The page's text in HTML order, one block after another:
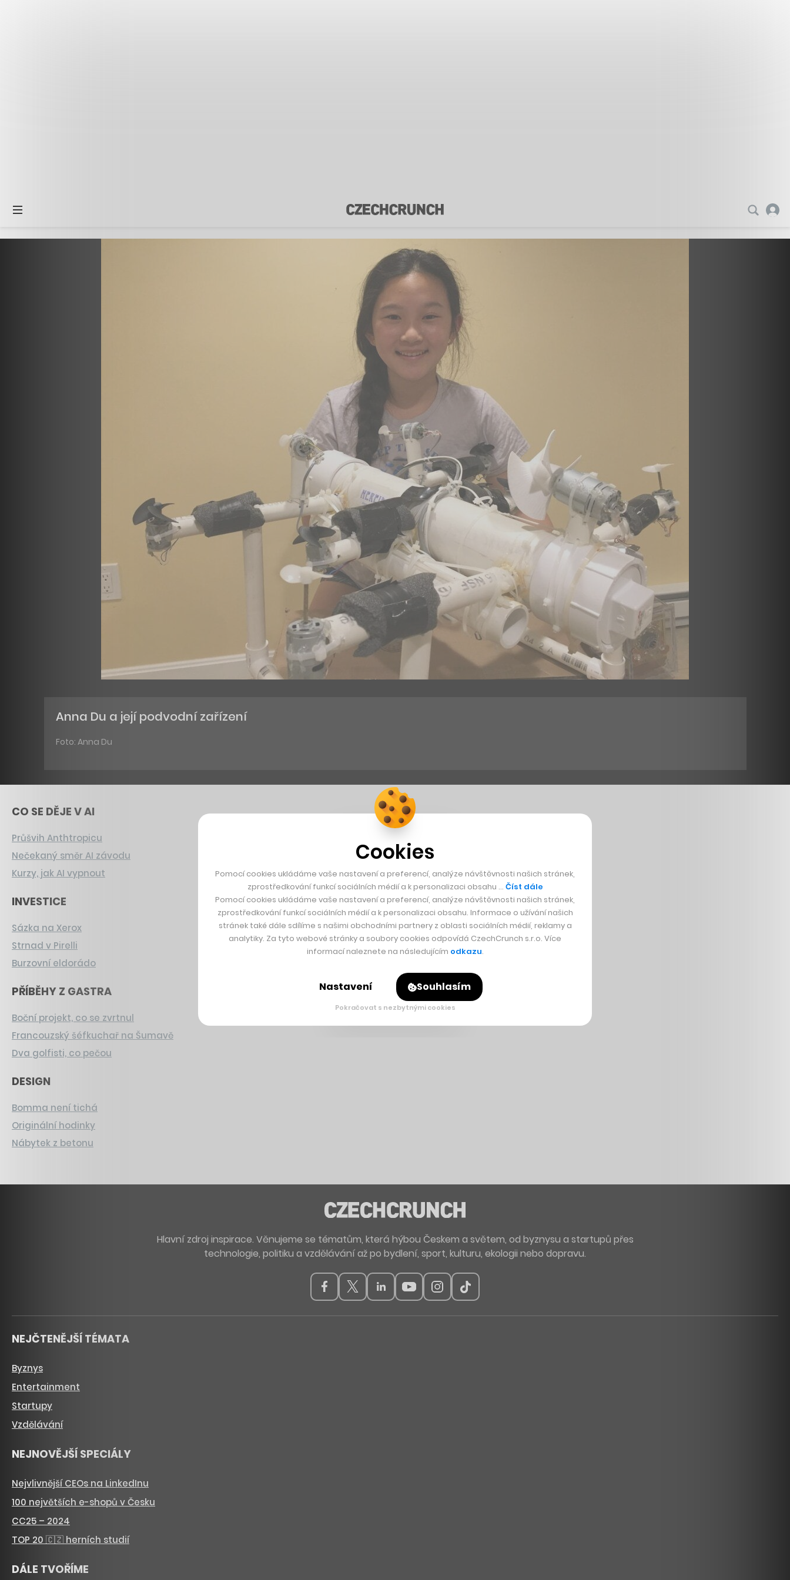
Anna Du a její podvodní zařízení
Foto: Anna Du
CO SE DĚJE V AI
Průšvih Anthtropicu
Nečekaný směr AI závodu
Kurzy, jak AI vypnout
INVESTICE
Sázka na Xerox
Strnad v Pirelli
Burzovní eldorádo
PŘÍBĚHY Z GASTRA
Boční projekt, co se zvrtnul
Francouzský šéfkuchař na Šumavě
Dva golfisti, co pečou
DESIGN
Bomma není tichá
Originální hodinky
Nábytek z betonu
Hlavní zdroj inspirace. Věnujeme se tématům, která hýbou Českem a světem, od byznysu a startupů přes
technologie, politiku a vzdělávání až po bydlení, sport, kulturu, ekologii nebo dopravu.
NEJČTENĚJŠÍ TÉMATA
Byznys
Entertainment
Startupy
Vzdělávání
NEJNOVĚJŠÍ SPECIÁLY
Nejvlivnější CEOs na LinkedInu
100 největších e-shopů v Česku
CC25 – 2024
TOP 20 🇨🇿 herních studií
DÁLE TVOŘÍME
Cookies
Pomocí cookies ukládáme vaše nastavení a preferencí, analýze návštěvnosti našich stránek,
zprostředkování funkcí sociálních médií a k personalizaci obsahu … Číst dále
Pomocí cookies ukládáme vaše nastavení a preferencí, analýze návštěvnosti našich stránek,
zprostředkování funkcí sociálních médií a k personalizaci obsahu. Informace o užívání našich
stránek také dále sdílíme s našimi obchodními partnery z oblasti sociálních médií, reklamy a
analytiky. Za tyto webové stránky a soubory cookies odpovídá CzechCrunch s.r.o. Více
informací naleznete na následujícím odkazu.
Nastavení Souhlasím
Pokračovat s nezbytnými cookies